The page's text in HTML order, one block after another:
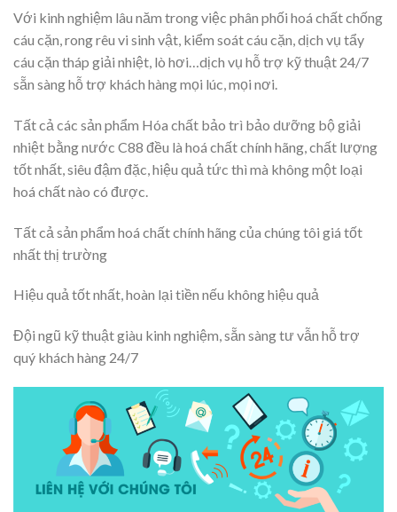
Với kinh nghiệm lâu năm trong việc phân phối hoá chất chống
cáu cặn, rong rêu vi sinh vật, kiểm soát cáu cặn, dịch vụ tẩy
cáu cặn tháp giải nhiệt, lò hơi…dịch vụ hỗ trợ kỹ thuật 24/7
sẵn sàng hỗ trợ khách hàng mọi lúc, mọi nơi.
Tất cả các sản phẩm Hóa chất bảo trì bảo dưỡng bộ giải
nhiệt bằng nước C88 đều là hoá chất chính hãng, chất lượng
tốt nhất, siêu đậm đặc, hiệu quả tức thì mà không một loại
hoá chất nào có được.
Tất cả sản phẩm hoá chất chính hãng của chúng tôi giá tốt
nhất thị trường
Hiệu quả tốt nhất, hoàn lại tiền nếu không hiệu quả
Đội ngũ kỹ thuật giàu kinh nghiệm, sẵn sàng tư vẫn hỗ trợ
quý khách hàng 24/7